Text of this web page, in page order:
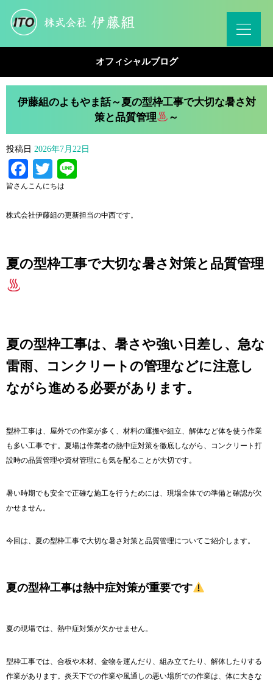
オフィシャルブログ
伊藤組のよもやま話～夏の型枠工事で大切な暑さ対
策と品質管理
～
投稿日 2026年7月22日
Facebook
Twitter
皆さんこんにちは
株式会社伊藤組の更新担当の中西です。
夏の型枠工事で大切な暑さ対策と品質管理
夏の型枠工事は、暑さや強い日差し、急な
雷雨、コンクリートの管理などに注意し
ながら進める必要があります。
型枠工事は、屋外での作業が多く、材料の運搬や組立、解体など体を使う作業
も多い工事です。夏場は作業者の熱中症対策を徹底しながら、コンクリート打
設時の品質管理や資材管理にも気を配ることが大切です。
暑い時期でも安全で正確な施工を行うためには、現場全体での準備と確認が欠
かせません。
今回は、夏の型枠工事で大切な暑さ対策と品質管理についてご紹介します。
夏の型枠工事は熱中症対策が重要です
夏の現場では、熱中症対策が欠かせません。
型枠工事では、合板や木材、金物を運んだり、組み立てたり、解体したりする
作業があります。炎天下での作業や風通しの悪い場所での作業は、体に大きな